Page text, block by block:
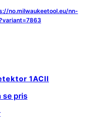
no.milwaukeetool.eu/nn-
1ACII
se pris